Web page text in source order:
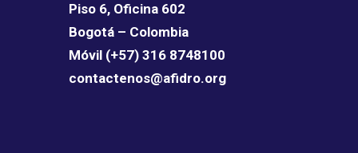
Piso 6, Oficina 602
Bogotá – Colombia
Móvil (+57) 316 8748100
contactenos@afidro.org